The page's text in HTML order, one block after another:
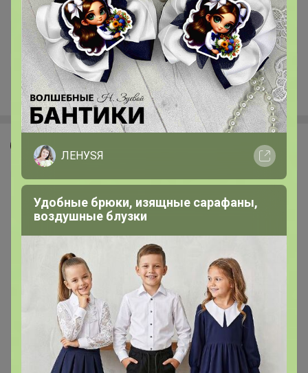
+1.4K
СЛАДКАЯ
ЛЕНУSЯ
Удобные брюки, изящные сарафаны,
воздушные блузки